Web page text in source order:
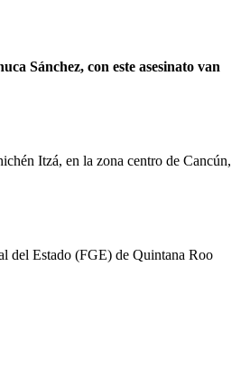
Sánchez, con este asesinato van
Itzá, en la zona centro de Cancún,
del Estado (FGE) de Quintana Roo